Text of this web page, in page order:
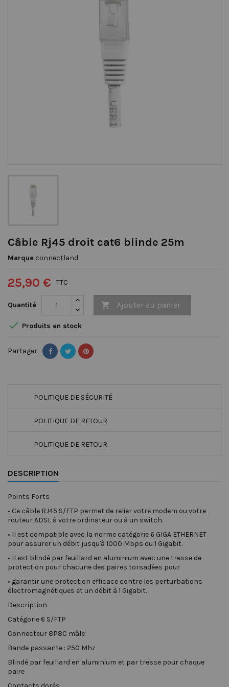
Câble Rj45 droit cat6 blinde 25m
Marque connectland
25,90 € TTC
Quantité  Ajouter au panier
 Produits en stock
Partager
POLITIQUE DE SÉCURITÉ
POLITIQUE DE RETOUR
POLITIQUE DE RETOUR
DESCRIPTION
Points Forts
• Ce câble RJ45 S/FTP permet de relier votre modem ou votre
routeur ADSL à votre ordinateur ou à un switch.
• Il est compatible avec la norme catégorie 6 GIGA ETHERNET
pour assurer un débit jusqu'à 1000 Mbps ou 1 Gigabit.
• Il est blindé par feuillard en aluminium avec une tresse de
protection pour chacune des paires torsadées pour
• garantir une protection efficace contre les perturbations
électromagnétiques et un débit à 1 Gigabit.
Description
Catégorie 6 S/FTP
Connecteur 8P8C mâle
Bande passante : 250 Mhz
Blindé par feuillard en aluminium et par tresse pour chaque
paire